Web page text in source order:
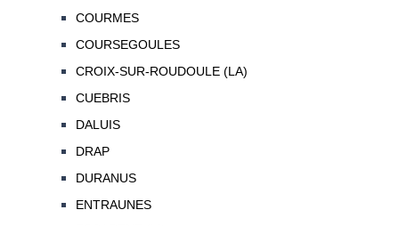
COURMES
COURSEGOULES
CROIX-SUR-ROUDOULE (LA)
CUEBRIS
DALUIS
DRAP
DURANUS
ENTRAUNES